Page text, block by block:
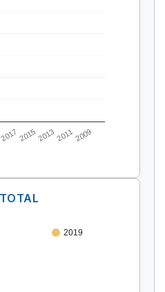
2017 2015201320112009
2019